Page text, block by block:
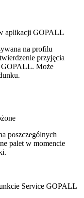
aplikacji GOPALL
na profilu
przyjęcia
GOPALL. Może
poszczególnych
palet w momencie
Service GOPALL